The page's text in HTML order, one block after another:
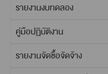
รายงานงบทดลอง
คู่มือปฏิบัติงาน
รายงานจัดซื้อจัดจ้าง